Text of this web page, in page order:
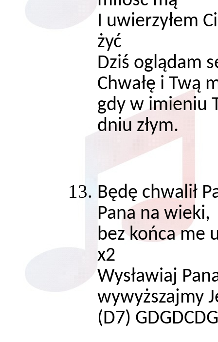
I uwierzyłem
żyć
Dziś oglądam
Chwałę i Twą
gdy w imieniu
dniu złym.
Będę chwalił
Pana na wieki,
bez końca me
x2
Wysławiaj
wywyższajmy
(D7)